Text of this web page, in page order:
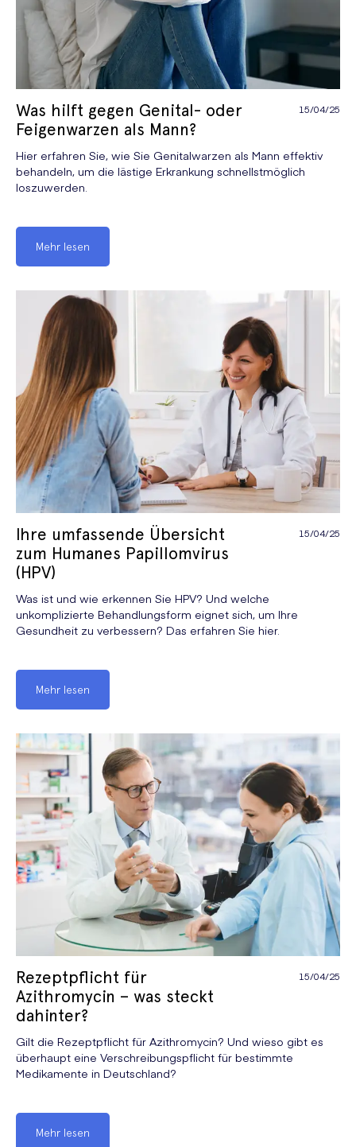
Was hilft gegen Genital- oder
Feigenwarzen als Mann?
15/04/25
Hier erfahren Sie, wie Sie Genitalwarzen als Mann effektiv
behandeln, um die lästige Erkrankung schnellstmöglich
loszuwerden.
Mehr lesen
Ihre umfassende Übersicht
zum Humanes Papillomvirus
(HPV)
15/04/25
Was ist und wie erkennen Sie HPV? Und welche
unkomplizierte Behandlungsform eignet sich, um Ihre
Gesundheit zu verbessern? Das erfahren Sie hier.
Mehr lesen
Rezeptpflicht für
Azithromycin – was steckt
dahinter?
15/04/25
Gilt die Rezeptpflicht für Azithromycin? Und wieso gibt es
überhaupt eine Verschreibungspflicht für bestimmte
Medikamente in Deutschland?
Mehr lesen